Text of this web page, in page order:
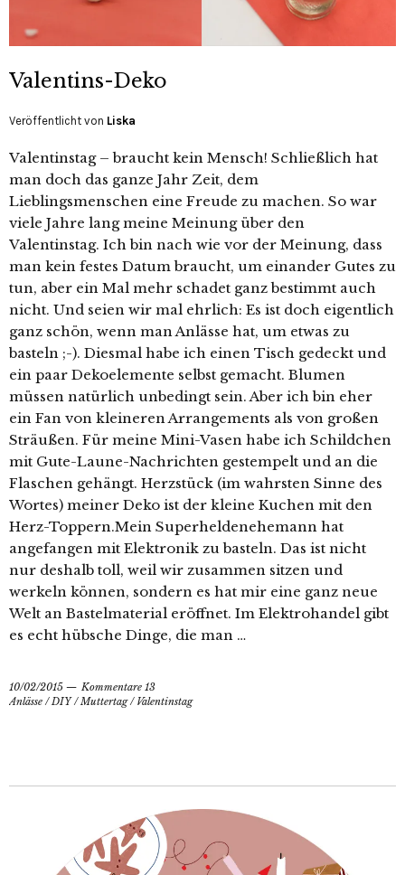
Valentins-Deko
Veröffentlicht von Liska
Valentinstag – braucht kein Mensch! Schließlich hat
man doch das ganze Jahr Zeit, dem
Lieblingsmenschen eine Freude zu machen. So war
viele Jahre lang meine Meinung über den
Valentinstag. Ich bin nach wie vor der Meinung, dass
man kein festes Datum braucht, um einander Gutes zu
tun, aber ein Mal mehr schadet ganz bestimmt auch
nicht. Und seien wir mal ehrlich: Es ist doch eigentlich
ganz schön, wenn man Anlässe hat, um etwas zu
basteln ;-). Diesmal habe ich einen Tisch gedeckt und
ein paar Dekoelemente selbst gemacht. Blumen
müssen natürlich unbedingt sein. Aber ich bin eher
ein Fan von kleineren Arrangements als von großen
Sträußen. Für meine Mini-Vasen habe ich Schildchen
mit Gute-Laune-Nachrichten gestempelt und an die
Flaschen gehängt. Herzstück (im wahrsten Sinne des
Wortes) meiner Deko ist der kleine Kuchen mit den
Herz-Toppern.Mein Superheldenehemann hat
angefangen mit Elektronik zu basteln. Das ist nicht
nur deshalb toll, weil wir zusammen sitzen und
werkeln können, sondern es hat mir eine ganz neue
Welt an Bastelmaterial eröffnet. Im Elektrohandel gibt
es echt hübsche Dinge, die man …
10/02/2015
Kommentare 13
Anlässe /DIY/Muttertag/ Valentinstag